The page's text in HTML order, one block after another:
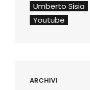
Umberto Sisia
Youtube
ARCHIVI